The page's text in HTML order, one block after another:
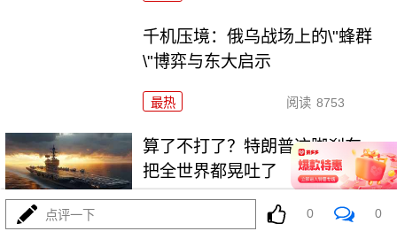
千机压境：俄乌战场上的\"蜂群
\"博弈与东大启示
最热 阅读 8753
算了不打了？特朗普这脚刹车，
把全世界都晃吐了
阅读 16063
点评一下 0 0